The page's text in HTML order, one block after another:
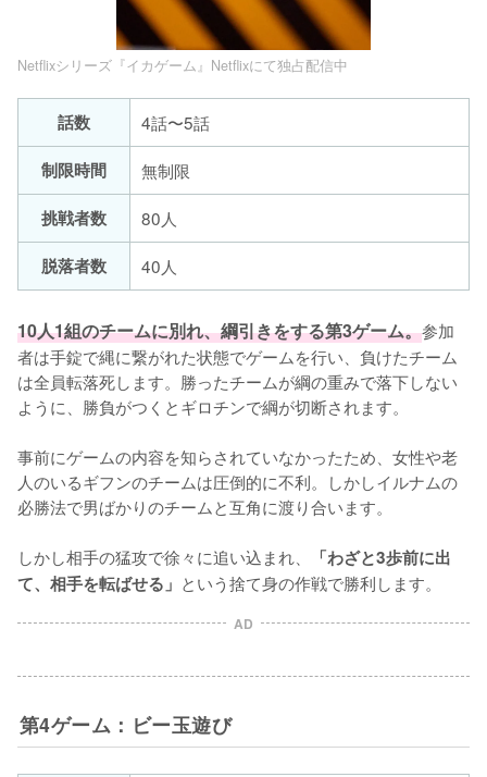
Netflixシリーズ『イカゲーム』Netflixにて独占配信中
話数
4話〜5話
制限時間
無制限
挑戦者数
80人
脱落者数
40人
10人1組のチームに別れ、綱引きをする第3ゲーム。参加
者は手錠で縄に繋がれた状態でゲームを行い、負けたチーム
は全員転落死します。勝ったチームが綱の重みで落下しない
ように、勝負がつくとギロチンで綱が切断されます。
事前にゲームの内容を知らされていなかったため、女性や老
人のいるギフンのチームは圧倒的に不利。しかしイルナムの
必勝法で男ばかりのチームと互角に渡り合います。
しかし相手の猛攻で徐々に追い込まれ、
「わざと3歩前に出
て、相手を転ばせる」 という捨て身の作戦で勝利します。
AD
第4ゲーム：ビー玉遊び